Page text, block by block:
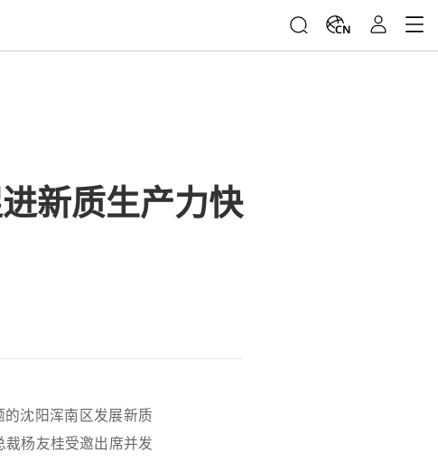
CN
新质生产力快
沈阳浑南区发展新质
杨友桂受邀出席并发